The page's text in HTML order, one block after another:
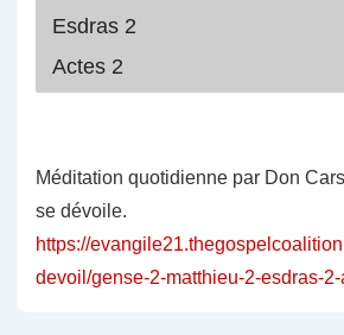
Esdras 2
Actes 2
Méditation quotidienne par Don
se dévoile.
https://
devoil/gense-2-matthieu-2-esdras-